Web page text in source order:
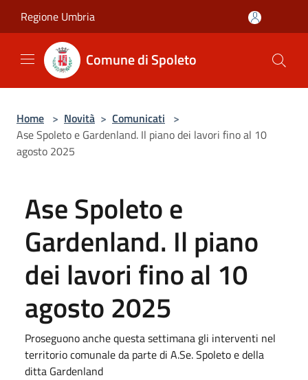
Regione Umbria
Comune di Spoleto
Home > Novità > Comunicati >
Ase Spoleto e Gardenland. Il piano dei lavori fino al 10
agosto 2025
Ase Spoleto e
Gardenland. Il piano
dei lavori fino al 10
agosto 2025
Proseguono anche questa settimana gli interventi nel
territorio comunale da parte di A.Se. Spoleto e della
ditta Gardenland